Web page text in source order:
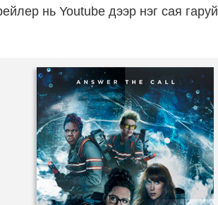
нь Youtube дээр нэг сая гаруй